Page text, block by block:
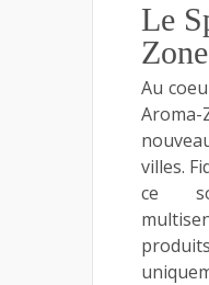
Le
Au
villes.
ce